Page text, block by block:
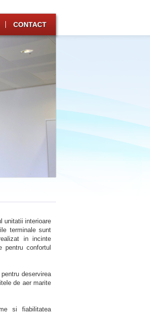
CONTACT
unitatii interioare
terminale sunt
in incinte
pentru confortul
deservirea
de aer marite
si fiabilitatea